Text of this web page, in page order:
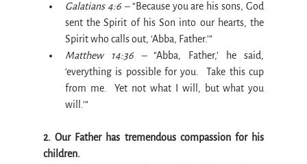
Galatians 4:6 – “Because you are his sons, God
sent the Spirit of his Son into our hearts, the
Spirit who calls out, ‘Abba, Father.’”
Matthew 14:36 – “Abba, Father,’ he said,
‘everything is possible for you.  Take this cup
from me.  Yet not what I will, but what you
will.’”
2. Our Father has tremendous compassion for his
children.